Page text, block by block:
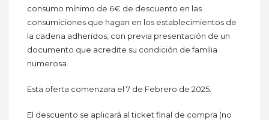
consumo mínimo de 6€ de descuento en las
consumiciones que hagan en los establecimientos de
la cadena adheridos, con previa presentación de un
documento que acredite su condición de familia
numerosa.
Esta oferta comenzara el 7 de Febrero de 2025.
El descuento se aplicará al ticket final de compra (no